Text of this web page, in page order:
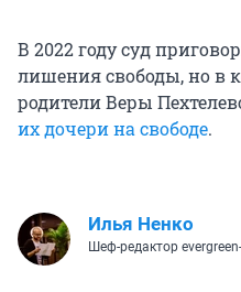
В 2022 году суд
лишения свободы, но в
родители Веры
их дочери на свободе.
Илья Ненко
Шеф-редактор